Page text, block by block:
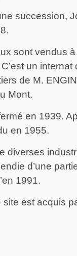
succession,
sont vendus
un
de M.
Mont.
en 1939.
en 1955.
diverses
d’une
1991.
site est acquis